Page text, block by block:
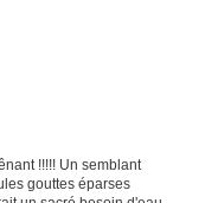
!!!!! Un semblant
gouttes éparses